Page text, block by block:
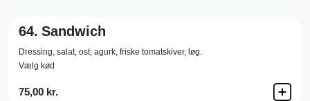
64. Sandwich
Dressing, salat, ost, agurk, friske tomatskiver, løg.
Vælg kød
75,00 kr.